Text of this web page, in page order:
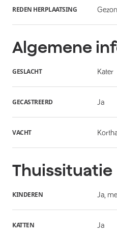
REDEN HERPLAATSING
Algemene
GESLACHT Kater
GECASTREERD Ja
VACHT
Thuissituatie
KINDEREN Ja,
KATTEN Ja